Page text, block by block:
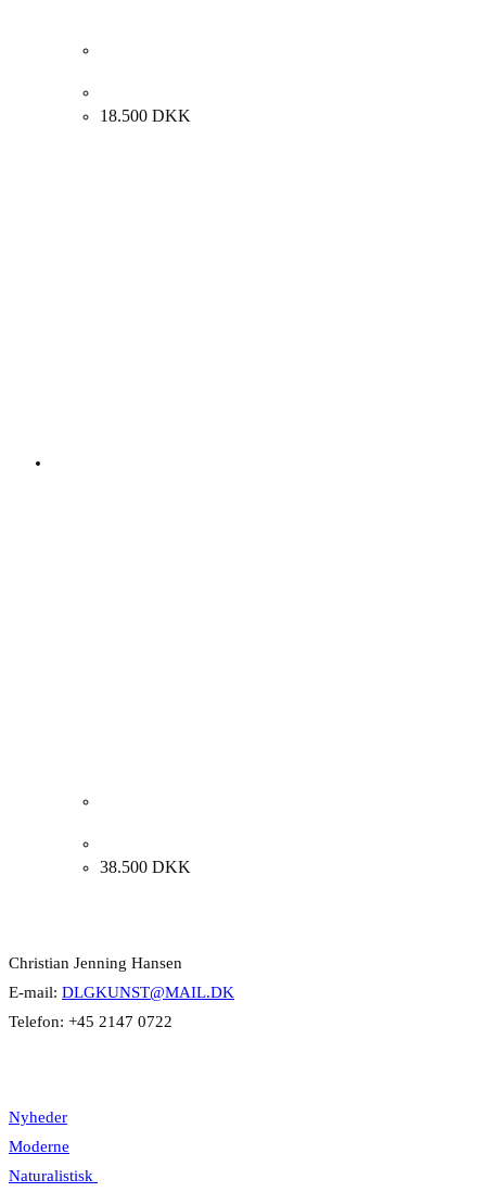
18.500 DKK
38.500 DKK
Christian Jenning Hansen
E-mail: DLGKUNST@MAIL.DK
Telefon: +45 2147 0722
Nyheder
Moderne
Naturalistisk